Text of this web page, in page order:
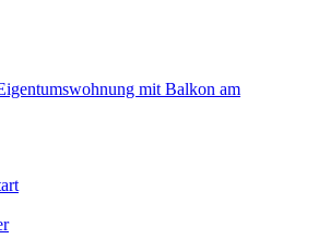
mit Balkon am